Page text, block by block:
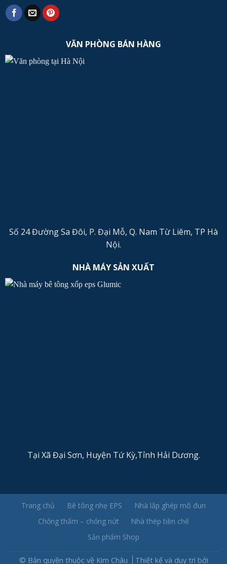
VĂN PHÒNG BÁN HÀNG
Số 24 Đường Sa Đôi, P. Đại Mỗ, Q. Nam Từ Liêm, TP Hà
Nội.
NHÀ MÁY SẢN XUẤT
Tại Xã Đại Sơn, Huyện Tứ Kỳ,Tỉnh Hải Dương.
Trang chủ Bê tông nhẹ EPS
Nhà lắp ghép mô đun
Chống thấm – chống nứt
Nhà thép tiền chế
Sản phẩm Shop
© Bản quyền thuộc về Kim Châu Thiết kế và duy trì bởi